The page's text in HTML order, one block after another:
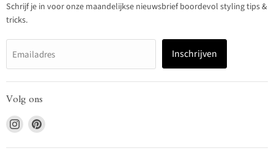
Schrijf je in voor onze maandelijkse nieuwsbrief boordevol styling tips &
tricks.
Emailadres Inschrijven
Volg ons
Vind
ons
op
Vind
op